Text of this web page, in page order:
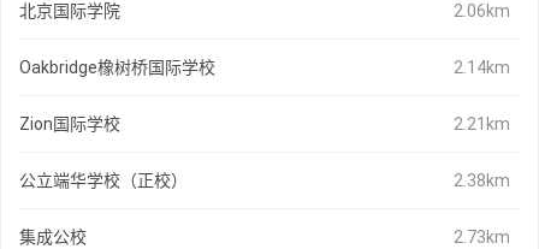
北京国际学院 2.06km
Oakbridge橡树桥国际学校 2.14km
Zion国际学校 2.21km
公立端华学校（正校） 2.38km
集成公校 2.73km